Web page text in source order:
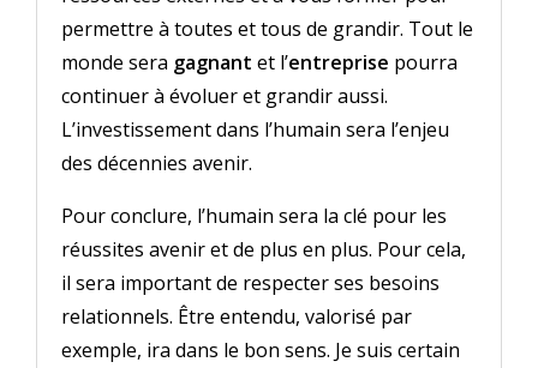
permettre à toutes et tous de grandir. Tout le
monde sera gagnant et l’entreprise pourra
continuer à évoluer et grandir aussi.
L’investissement dans l’humain sera l’enjeu
des décennies avenir.
Pour conclure, l’humain sera la clé pour les
réussites avenir et de plus en plus. Pour cela,
il sera important de respecter ses besoins
relationnels. Être entendu, valorisé par
exemple, ira dans le bon sens. Je suis certain